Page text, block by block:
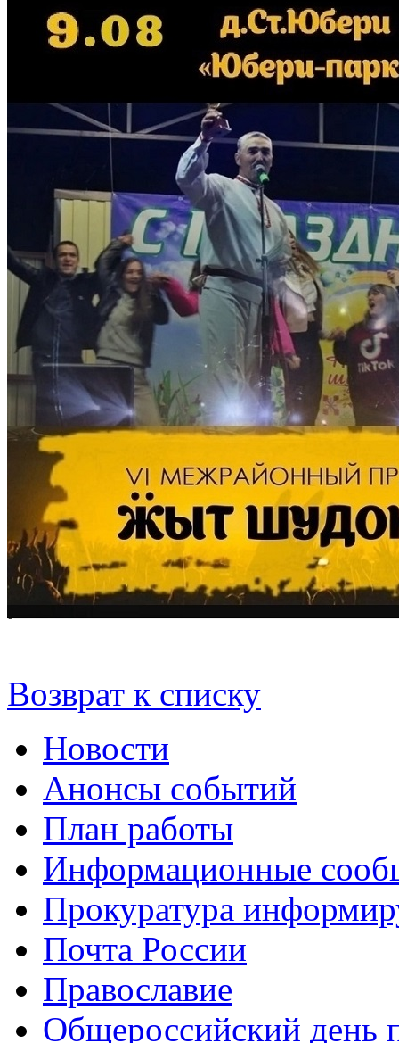
Возврат к списку
Новости
Анонсы событий
План работы
Информационные
Прокуратура
Почта России
Православие
Общероссийский день